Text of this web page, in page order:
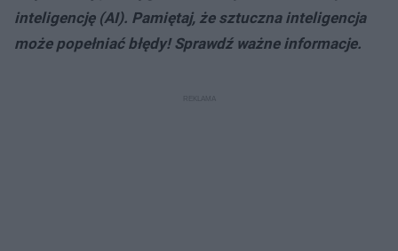
inteligencję (AI). Pamiętaj, że sztuczna inteligencja
może popełniać błędy! Sprawdź ważne informacje.